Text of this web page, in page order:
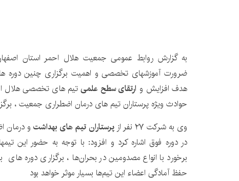
به گزارش روابط عمومی جمعیت هلال احمر استان
ضرورت آموزشهای تخصصی و اهمیت برگزاری چنین دوره
هدف افزایش و ارتقای سطح علمیتیم های تخصصی هلال
حوادث ویژه پرستاران تیم های درمان اضطراری جمعیت ،
وی به شرکت ۲۷ نفر از
پرستاران تیم های بهداشت و درمان
در دوره فوق اشاره کرد و افزود: با توجه به حضور این
برخورد با انواع مصدومین در بحران‌ها ، برگزاری دوره های
حفظ آمادگی اعضاء این تیم‌ها بسیار موثر خواهد بود